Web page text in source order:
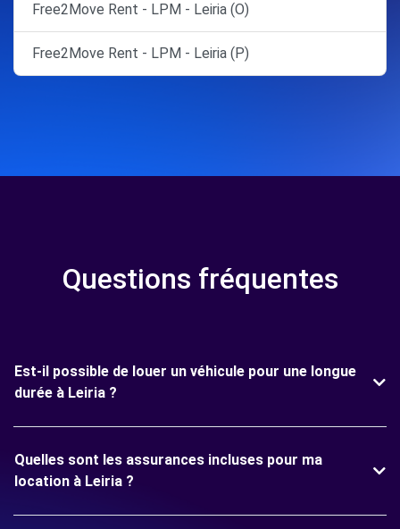
Free2Move Rent - LPM - Leiria (O)
Free2Move Rent - LPM - Leiria (P)
Questions fréquentes
Est-il possible de louer un véhicule pour une longue
durée à Leiria ?
Quelles sont les assurances incluses pour ma
location à Leiria ?